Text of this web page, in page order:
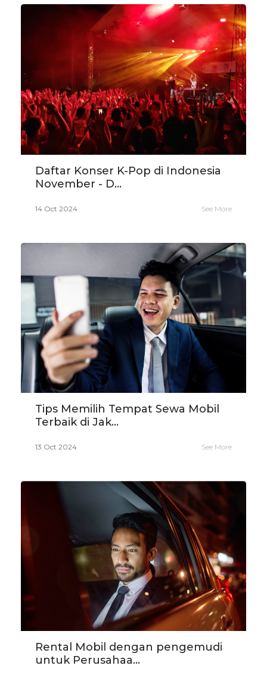
Daftar Konser K-Pop di Indonesia
November - D...
14 Oct 2024 See More
Tips Memilih Tempat Sewa Mobil
Terbaik di Jak...
13 Oct 2024 See More
Rental Mobil dengan pengemudi
untuk Perusahaa...